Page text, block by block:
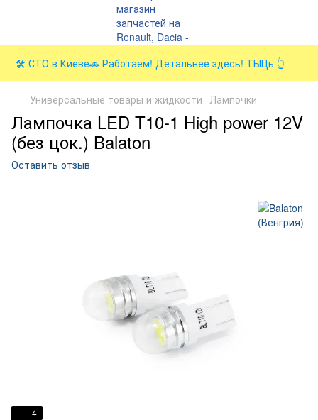
🛠️ СТО в Киеве🚗 Работаем! Детальнее здесь! ТЫЦь 👆
Универсальные товары и жидкости Лампочки
Лампочка LED T10-1 High power 12V
(без цок.) Balaton
Оставить отзыв
4